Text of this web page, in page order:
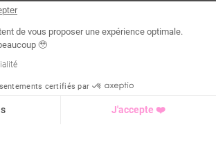
de vous proposer une expérience optimale.
🥹
certifiés par
J'accepte ❤️